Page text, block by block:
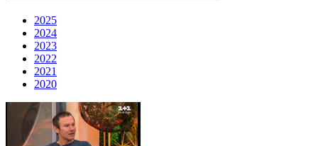
2025
2024
2023
2022
2021
2020